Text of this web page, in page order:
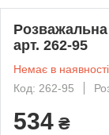
арт. 262-95
Немає в наявності
Код: 262-95
534 ₴